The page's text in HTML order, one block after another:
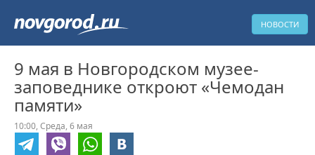
НОВОСТИ
9 мая в Новгородском музее-
заповеднике откроют «Чемодан
памяти»
10:00, Среда, 6 мая